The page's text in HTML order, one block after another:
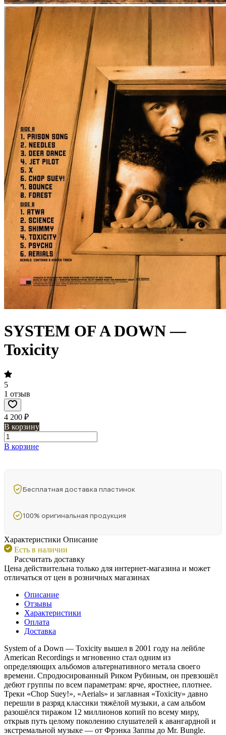
SYSTEM OF A DOWN —
Toxicity
5
1 отзыв
4 200 ₽
В корзину
В корзине
Бесплатная доставка пластинок
100% оригинальная продукция
Характеристики Описание
Есть в наличии
Рассчитать доставку
Цена действительна только для интернет-магазина и может
отличаться от цен в розничных магазинах
Описание
Отзывы
Характеристики
Оплата
Доставка
System of a Down — Toxicity вышел в 2001 году на лейбле
American Recordings и мгновенно стал одним из
определяющих альбомов альтернативного метала своего
времени. Спродюсированный Риком Рубиным, он превзошёл
дебют группы по всем параметрам: ярче, яростнее, плотнее.
Треки «Chop Suey!», «Aerials» и заглавная «Toxicity» давно
перешли в разряд классики тяжёлой музыки, а сам альбом
разошёлся тиражом 12 миллионов копий по всему миру,
открыв путь целому поколению слушателей к авангардной и
экстремальной музыке — от Фрэнка Заппы до Mr. Bungle.